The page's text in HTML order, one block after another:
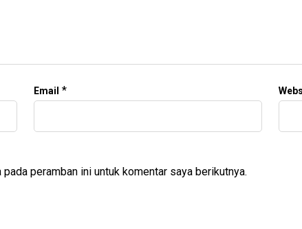
Email *
peramban ini untuk komentar saya berikutnya.